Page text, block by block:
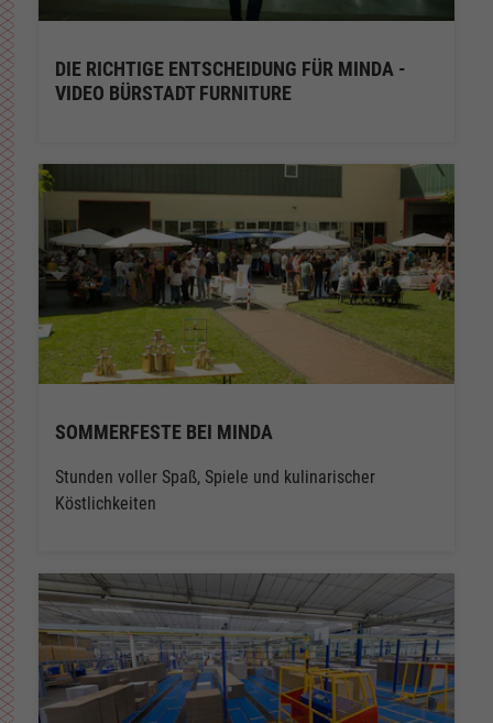
DIE RICHTIGE ENTSCHEIDUNG FÜR MINDA -
VIDEO BÜRSTADT FURNITURE
SOMMERFESTE BEI MINDA
Stunden voller Spaß, Spiele und kulinarischer
Köstlichkeiten